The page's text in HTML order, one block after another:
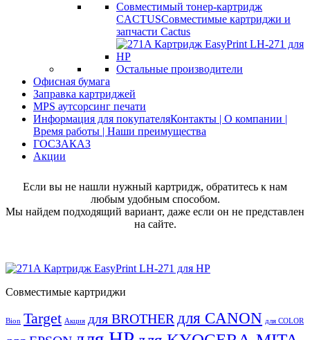
Совместимый тонер-картридж
CACTUSСовместимые картриджи и
запчасти Cactus
Остальные производители
Офисная бумага
Заправка картриджей
MPS аутсорсинг печати
Информация для покупателяКонтакты | О компании |
Время работы | Наши преимущества
ГОСЗАКАЗ
Акции
Если вы не нашли нужный картридж, обратитесь к нам
любым удобным способом.
Мы найдем подходящий вариант, даже если он не представлен
на сайте.
Совместимые картриджи
Bion Target Акция для BROTHER для CANON для COLOR